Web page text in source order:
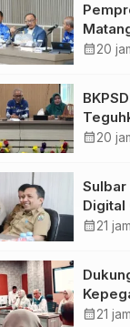
HUT
calendar_month20
calendar_month20
Digital
calendar_month21
calendar_month21